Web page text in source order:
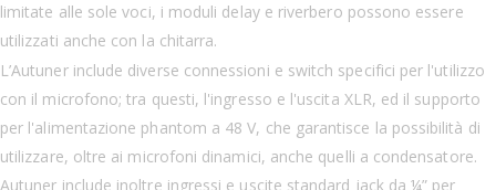
limitate alle sole voci, i moduli delay e riverbero possono essere
utilizzati anche con la chitarra.
L’Autuner include diverse connessioni e switch specifici per l'utilizzo
con il microfono; tra questi, l'ingresso e l'uscita XLR, ed il supporto
per l'alimentazione phantom a 48 V, che garantisce la possibilità di
utilizzare, oltre ai microfoni dinamici, anche quelli a condensatore.
Autuner include inoltre ingressi e uscite standard jack da ¼” per